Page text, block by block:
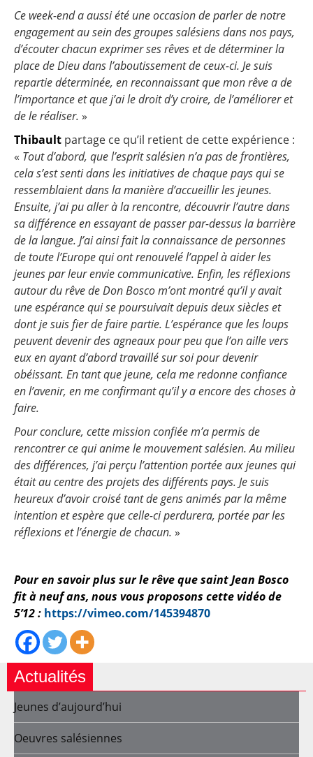
Ce week-end a aussi été une occasion de parler de notre
engagement au sein des groupes salésiens dans nos pays,
d’écouter chacun exprimer ses rêves et de déterminer la
place de Dieu dans l’aboutissement de ceux-ci. Je suis
repartie déterminée, en reconnaissant que mon rêve a de
l’importance et que j’ai le droit d’y croire, de l’améliorer et
de le réaliser. »
Thibault partage ce qu’il retient de cette expérience :
« Tout d’abord, que l’esprit salésien n’a pas de frontières,
cela s’est senti dans les initiatives de chaque pays qui se
ressemblaient dans la manière d’accueillir les jeunes.
Ensuite, j’ai pu aller à la rencontre, découvrir l’autre dans
sa différence en essayant de passer par-dessus la barrière
de la langue. J’ai ainsi fait la connaissance de personnes
de toute l’Europe qui ont renouvelé l’appel à aider les
jeunes par leur envie communicative. Enfin, les réflexions
autour du rêve de Don Bosco m’ont montré qu’il y avait
une espérance qui se poursuivait depuis deux siècles et
dont je suis fier de faire partie. L’espérance que les loups
peuvent devenir des agneaux pour peu que l’on aille vers
eux en ayant d’abord travaillé sur soi pour devenir
obéissant. En tant que jeune, cela me redonne confiance
en l’avenir, en me confirmant qu’il y a encore des choses à
faire.
Pour conclure, cette mission confiée m’a permis de
rencontrer ce qui anime le mouvement salésien. Au milieu
des différences, j’ai perçu l’attention portée aux jeunes qui
était au centre des projets des différents pays. Je suis
heureux d’avoir croisé tant de gens animés par la même
intention et espère que celle-ci perdurera, portée par les
réflexions et l’énergie de chacun. »
Pour en savoir plus sur le rêve que saint Jean Bosco
fit à neuf ans, nous vous proposons cette vidéo de
5’12 : https://vimeo.com/145394870
Actualités
Jeunes d’aujourd’hui
Oeuvres salésiennes